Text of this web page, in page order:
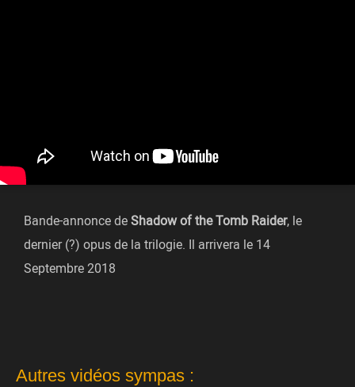
Bande-annonce deShadow of the Tomb Raider, le
dernier (?) opus de la trilogie. Il arrivera le 14
Septembre 2018
Autres vidéos sympas :